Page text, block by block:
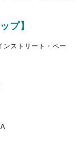
プ】
ストリート・ペー